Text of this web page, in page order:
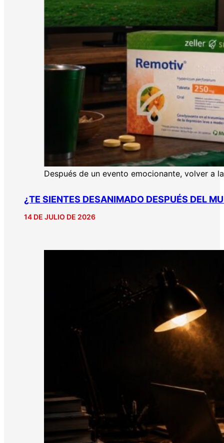
Después de un evento emocionante, volver a
¿TE SIENTES DESANIMADO DESPUÉS DEL
14 DE JULIO DE 2026